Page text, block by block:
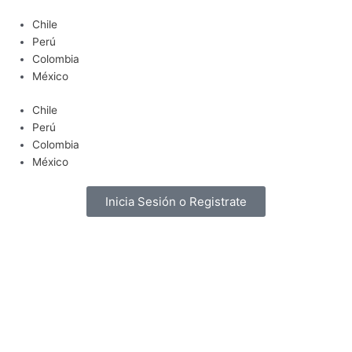
contenido
Chile
Perú
Colombia
México
Chile
Perú
Colombia
México
Inicia Sesión o Registrate